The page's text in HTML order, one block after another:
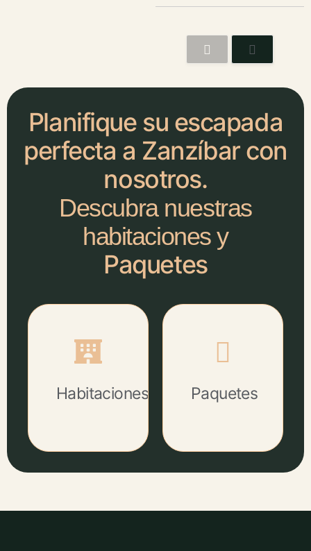
Planifique su escapada
perfecta a Zanzíbar con
nosotros.
Descubra nuestras
habitaciones y
Paquetes
Habitaciones Paquetes